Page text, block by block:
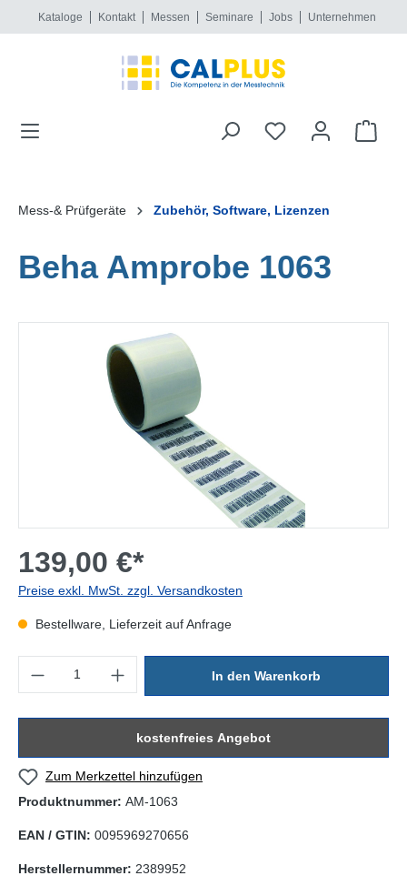
springen
Kataloge Kontakt Messen Seminare Jobs Unternehmen
Mess-& Prüfgeräte Zubehör, Software, Lizenzen
Beha Amprobe 1063
Bildergalerie überspringen
139,00 €*
Preise exkl. MwSt. zzgl. Versandkosten
Bestellware, Lieferzeit auf Anfrage
In den Warenkorb
kostenfreies Angebot
Zum Merkzettel hinzufügen
Produktnummer: AM-1063
EAN / GTIN: 0095969270656
Herstellernummer: 2389952